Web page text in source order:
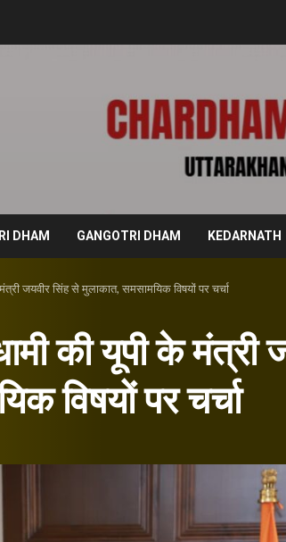
DHAM GANGOTRI DHAM KEDARNATH
जयवीर सिंह से मुलाकात, समसामयिक विषयों पर चर्चा
की यूपी के मंत्री
विषयों पर चर्चा